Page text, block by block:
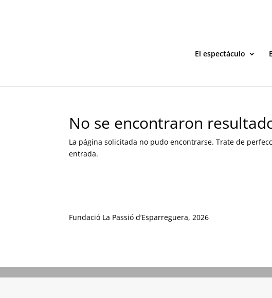
El espectáculo
No se encontraron
La página solicitada no pudo encontrarse. Trate de
entrada.
Fundació La Passió d’Esparreguera, 2026